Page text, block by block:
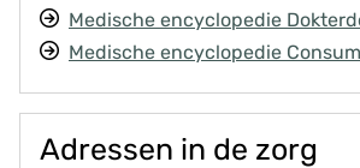
Medische encyclopedie
Medische encyclopedie
Adressen in de zorg